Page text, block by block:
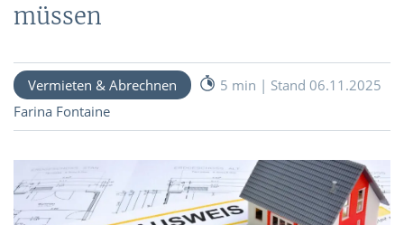
müssen
Vermieten & Abrechnen
5 min | Stand 06.11.2025
Farina Fontaine